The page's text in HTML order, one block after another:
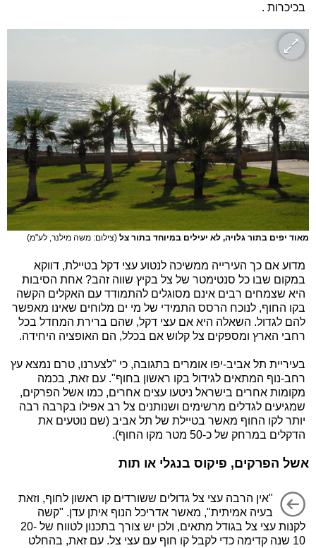
בכיכרות .
מאוד יפים בתור גלויה, לא יעילים במיוחד בתור צל (צילום: משה מילנר, לע"מ)
מדוע אם כך העירייה ממשיכה לנטוע עצי דקל בטיילת, דווקא
במקום שבו כל סנטימטר של צל בקיץ שווה זהב? אחת הסיבות
היא שצמחים רבים אינם מסוגלים להתמודד עם האקלים הקשה
בקו החוף, לנוכח הרסס התמידי של מי ים מלוחים שאינו מאפשר
להם לגדול. השאלה היא אם עצי דקל, שהם ברירת המחדל בכל
רחבי הארץ ומספקים צל קלוש אם בכלל, הם האופציה היחידה.
בעיריית תל אביב-יפו אומרים בתגובה, כי "לצערנו, טרם נמצא עץ
רחב-נוף המתאים לגידול בקו ראשון בחוף". עם זאת, בכמה
מקומות אחרים בישראל ניטעו עצים אחרים, כמו אשל הפרקים,
שמגיעים לגדלים מרשימים ושנותנים צל רב אפילו בקרבה רבה
יותר לקו החוף מאשר בטיילת של תל אביב (שם נוטעים את
הדקלים במרחק של כ-50 מטר מקו החוף).
אשל הפרקים, פיקוס בנגלי או תות
"אין הרבה עצי צל גדולים ששורדים קו ראשון לחוף, וזאת
בעיה אמיתית", מאשר אדריכל הנוף איתן עדן. "קשה
לקנות עצי צל בגודל מתאים, ולכן יש צורך בתכנון לטווח של 20-
10 שנה קדימה כדי לקבל קו חוף עם עצי צל. עם זאת, בהחלט